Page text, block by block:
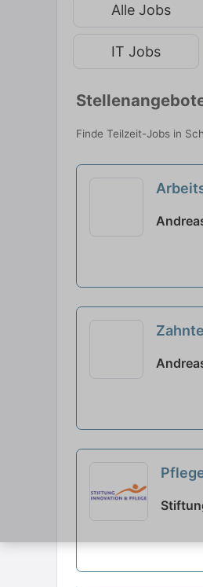
Alle Jobs
IT Jobs
Finde Teilzeit-Jobs in